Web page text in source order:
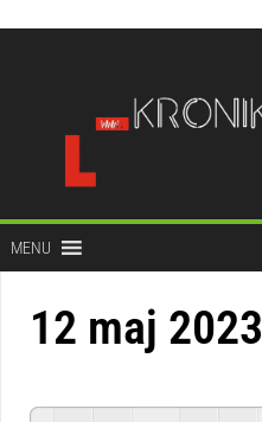
treści
MENU
12 maj 2023